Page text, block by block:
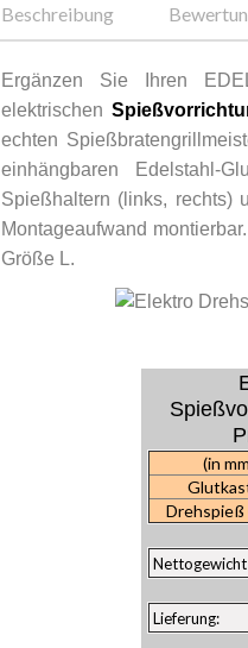
Beschreibung
Ergänzen Sie Ihren
elektrischen
echten
einhängbaren Edelstahl-
Spießhaltern (links, rechts)
Montageaufwand montierbar.
Größe L.
(in
Drehspieß
Nettogewicht
Lieferung: